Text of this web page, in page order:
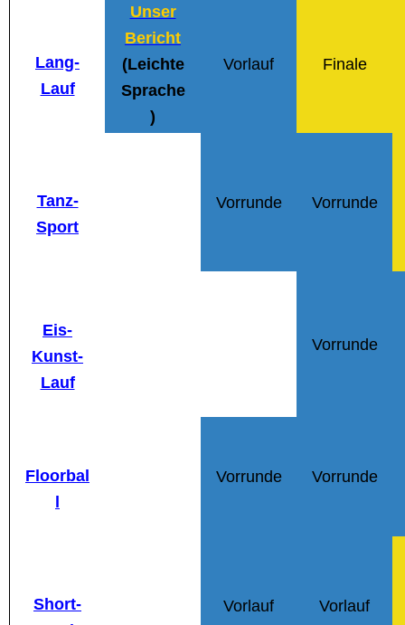
Lang-
Lauf
Unser
Bericht
(Leichte
Sprache
)
Vorlauf Finale
Tanz-
Sport
Vorrunde Vorrunde
Eis-
Kunst-
Lauf
Vorrunde
Floorbal
l
Vorrunde Vorrunde
Short-
Vorlauf Vorlauf